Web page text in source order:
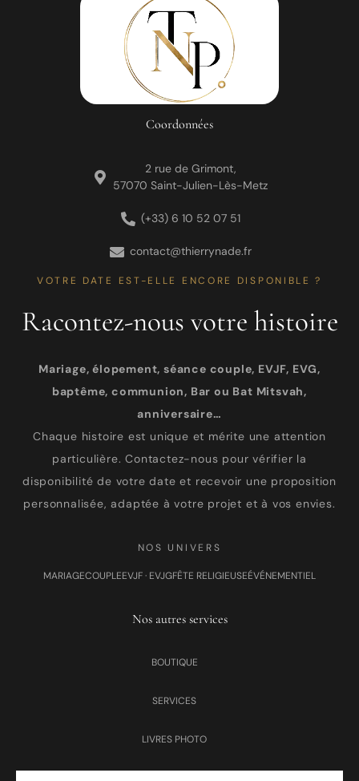
Coordonnées
2 rue de Grimont,
57070 Saint-Julien-Lès-Metz
(+33) 6 10 52 07 51
contact@thierrynade.fr
VOTRE DATE EST-ELLE ENCORE DISPONIBLE ?
Racontez-nous votre histoire
Mariage, élopement, séance couple, EVJF, EVG,
baptême, communion, Bar ou Bat Mitsvah,
anniversaire…
Chaque histoire est unique et mérite une attention
particulière. Contactez-nous pour vérifier la
disponibilité de votre date et recevoir une proposition
personnalisée, adaptée à votre projet et à vos envies.
NOS UNIVERS
MARIAGECOUPLEEVJF · EVJGFÊTE RELIGIEUSEÉVÉNEMENTIEL
Nos autres services
BOUTIQUE
SERVICES
LIVRES PHOTO